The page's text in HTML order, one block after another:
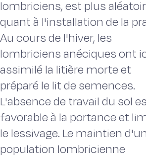
lombriciens, est plus
quant à l'installation de la
Au cours de l'hiver, les
lombriciens anéciques ont
assimilé la litière morte et
préparé le lit de semences.
L'absence de travail du sol
favorable à la portance et
le lessivage. Le maintien
population lombricienne